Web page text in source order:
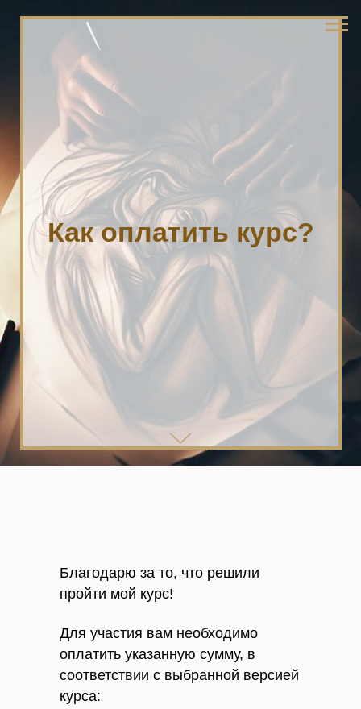
Как оплатить курс?
Благодарю за то, что решили
пройти мой курс!
Для участия вам необходимо
оплатить указанную сумму, в
соответствии с выбранной версией
курса: